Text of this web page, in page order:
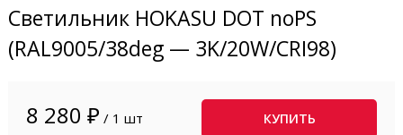
Светильник HOKASU DOT noPS
(RAL9005/38deg — 3K/20W/CRI98)
8 280 ₽ / 1 шт КУПИТЬ